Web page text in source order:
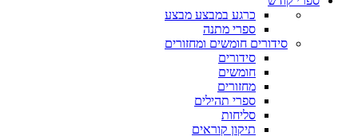
כרגע במבצע מבצע
ספרי מתנה
סידורים חומשים ומחזורים
סידורים
חומשים
מחזורים
ספרי תהילים
סליחות
תיקון קוראים